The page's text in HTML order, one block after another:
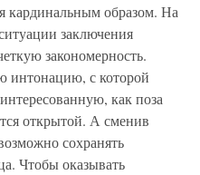
кардинальным образом. На
заключения
закономерность.
интонацию, с которой
как поза
открытой. А сменив
сохранять
Чтобы оказывать